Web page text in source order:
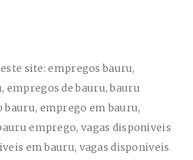
site: empregos bauru,
empregos de bauru, bauru
emprego em bauru,
emprego, vagas disponiveis
em bauru, vagas disponiveis